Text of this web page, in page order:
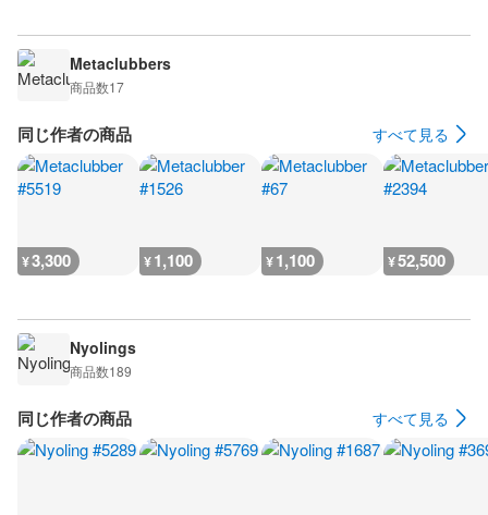
Metaclubbers
商品数17
同じ作者の商品 すべて見る
¥3,300 ¥1,100 ¥1,100 ¥52,500
Nyolings
商品数189
同じ作者の商品 すべて見る